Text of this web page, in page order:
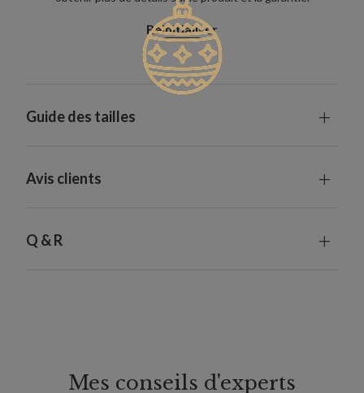
Réinitialiser
Guide des tailles
Avis clients
Q & R
Mes conseils d'experts